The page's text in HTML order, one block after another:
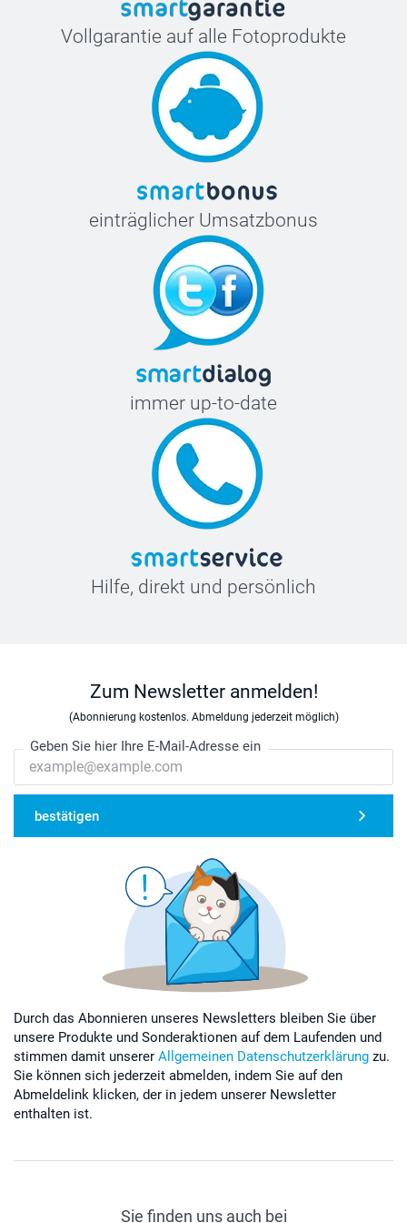
Vollgarantie auf alle Fotoprodukte
einträglicher Umsatzbonus
immer up-to-date
Hilfe, direkt und persönlich
Zum Newsletter anmelden!
(Abonnierung kostenlos. Abmeldung jederzeit möglich)
Geben Sie hier Ihre E-Mail-Adresse ein
bestätigen
Durch das Abonnieren unseres Newsletters bleiben Sie über
unsere Produkte und Sonderaktionen auf dem Laufenden und
stimmen damit unserer Allgemeinen Datenschutzerklärung zu.
Sie können sich jederzeit abmelden, indem Sie auf den
Abmeldelink klicken, der in jedem unserer Newsletter
enthalten ist.
Sie finden uns auch bei